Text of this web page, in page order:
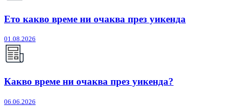
Ето какво време ни очаква през уикенда
01.08.2026
Какво време ни очаква през уикенда?
06.06.2026